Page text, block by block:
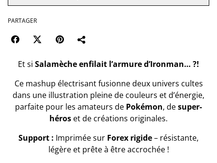
PARTAGER
Et si Salamèche enfilait l’armure d’Ironman… ?!
Ce mashup électrisant fusionne deux univers cultes
dans une illustration pleine de couleurs et d’énergie,
parfaite pour les amateurs de Pokémon, desuper-
héros et de créations originales.
Support : Imprimée sur Forex rigide– résistante,
légère et prête à être accrochée !